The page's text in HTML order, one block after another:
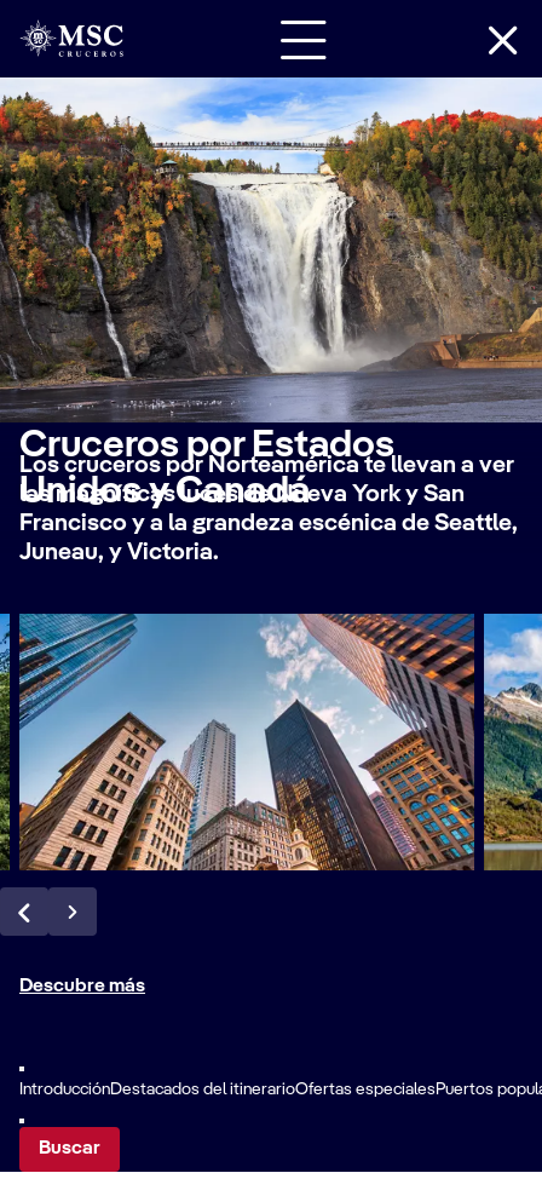
Cruceros por Estados
Unidos y Canadá
Los cruceros por Norteamérica te llevan a ver
las magníficas luces de Nueva York y San
Francisco y a la grandeza escénica de Seattle,
Juneau, y Victoria.
Descubre más
IntroducciónDestacados del itinerarioOfertas especialesPuertos
Buscar